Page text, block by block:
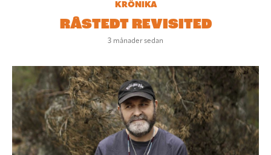
KRÖNIKA
RÅSTEDT REVISITED
3 månader sedan